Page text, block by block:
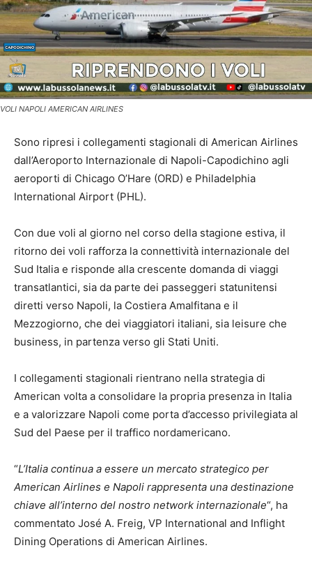
VOLI NAPOLI AMERICAN AIRLINES
Sono ripresi i collegamenti stagionali di American Airlines
dall’Aeroporto Internazionale di Napoli-Capodichino agli
aeroporti di Chicago O’Hare (ORD) e Philadelphia
International Airport (PHL).
Con due voli al giorno nel corso della stagione estiva, il
ritorno dei voli rafforza la connettività internazionale del
Sud Italia e risponde alla crescente domanda di viaggi
transatlantici, sia da parte dei passeggeri statunitensi
diretti verso Napoli, la Costiera Amalfitana e il
Mezzogiorno, che dei viaggiatori italiani, sia leisure che
business, in partenza verso gli Stati Uniti.
I collegamenti stagionali rientrano nella strategia di
American volta a consolidare la propria presenza in Italia
e a valorizzare Napoli come porta d’accesso privilegiata al
Sud del Paese per il traffico nordamericano.
“L’Italia continua a essere un mercato strategico per
American Airlines e Napoli rappresenta una destinazione
chiave all’interno del nostro network internazionale“, ha
commentato José A. Freig, VP International and Inflight
Dining Operations di American Airlines.